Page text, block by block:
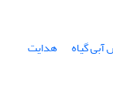
گیاه هدایت